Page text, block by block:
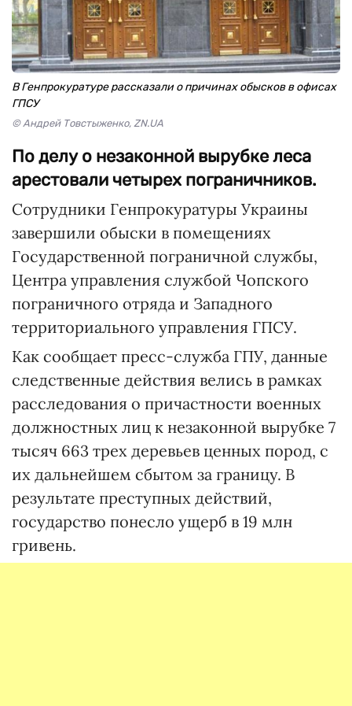
В Генпрокуратуре рассказали о причинах обысков в офисах
ГПСУ
© Андрей Товстыженко, ZN.UA
По делу о незаконной вырубке леса
арестовали четырех пограничников.
Сотрудники Генпрокуратуры Украины
завершили обыски в помещениях
Государственной пограничной службы,
Центра управления службой Чопского
пограничного отряда и Западного
территориального управления ГПСУ.
Как сообщает пресс-служба ГПУ, данные
следственные действия велись в рамках
расследования о причастности военных
должностных лиц к незаконной вырубке 7
тысяч 663 трех деревьев ценных пород, с
их дальнейшем сбытом за границу. В
результате преступных действий,
государство понесло ущерб в 19 млн
гривень.